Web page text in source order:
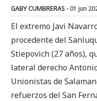
GABY CUMBRERAS -01 jun
El extremo Javi
procedente del
Stiepovich (27 años),
lateral derecho
Unionistas de
refuerzos del San